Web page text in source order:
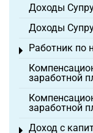
Доходы
Доходы
Работник по
Toggle menu
заработной
заработной
Доход с